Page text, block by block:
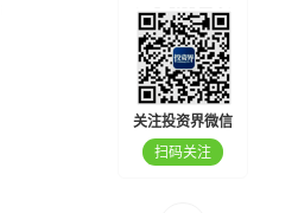
关注投资界微信
扫码关注